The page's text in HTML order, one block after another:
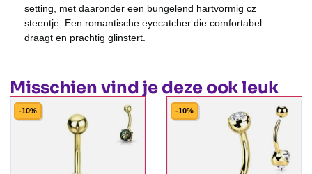
setting, met daaronder een bungelend hartvormig cz
steentje. Een romantische eyecatcher die comfortabel
draagt en prachtig glinstert.
Misschien vind je deze ook leuk
-10% -10%